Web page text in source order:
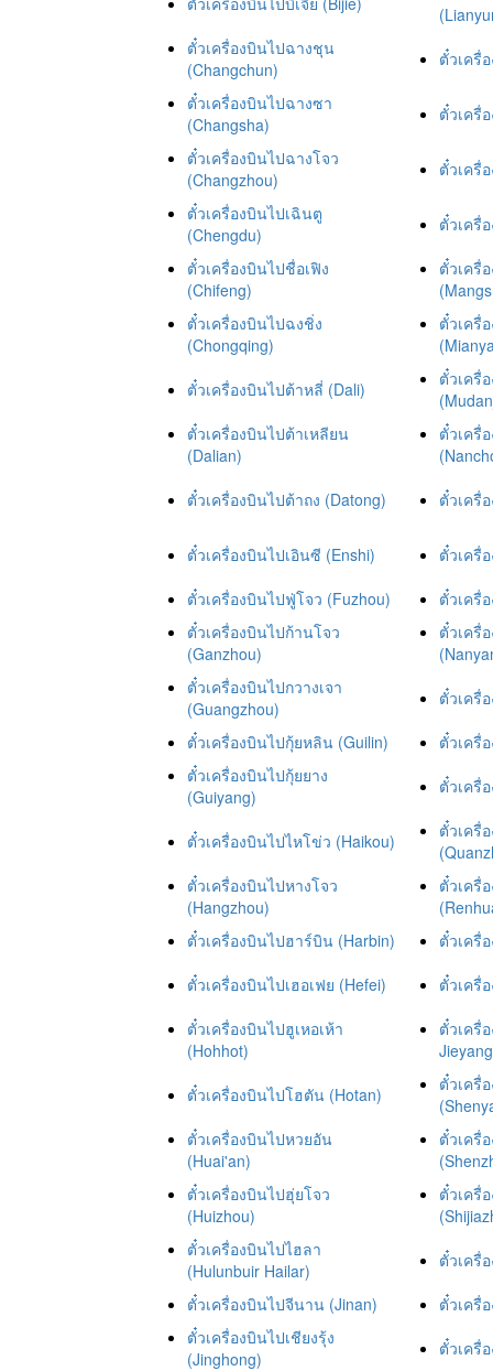
ตั๋วเครื่องบินไปฉางชุน
(Changchun)
ตั๋วเครื่
ตั๋วเครื่องบินไปฉางซา
(Changsha)
ตั๋วเครื่
ตั๋วเครื่องบินไปฉางโจว
(Changzhou)
ตั๋วเครื่
ตั๋วเครื่องบินไปเฉินตู
(Chengdu)
ตั๋วเครื่
ตั๋วเครื่องบินไปชื่อเฟิง
(Chifeng)
ตั๋วเครื่
ตั๋วเครื่องบินไปฉงชิ่ง
(Chongqing)
ตั๋วเครื่
ตั๋วเครื่องบินไปต้าหลี่ (Dali)
ตั๋วเครื่
ตั๋วเครื่องบินไปต้าเหลียน
(Dalian)
ตั๋วเครื่
ตั๋วเครื่องบินไปต้าถง (Datong)
ตั๋วเครื่
ตั๋วเครื่องบินไปเอินซี (Enshi)
ตั๋วเครื่
ตั๋วเครื่องบินไปฟู่โจว (Fuzhou)
ตั๋วเครื่
ตั๋วเครื่องบินไปก้านโจว
(Ganzhou)
ตั๋วเครื่
ตั๋วเครื่องบินไปกวางเจา
(Guangzhou)
ตั๋วเครื่
ตั๋วเครื่องบินไปกุ้ยหลิน (Guilin)
ตั๋วเครื่
ตั๋วเครื่องบินไปกุ้ยยาง
(Guiyang)
ตั๋วเครื่
ตั๋วเครื่องบินไปไหโข่ว (Haikou)
ตั๋วเครื่
ตั๋วเครื่องบินไปหางโจว
(Hangzhou)
ตั๋วเครื่
ตั๋วเครื่องบินไปฮาร์บิน (Harbin)
ตั๋วเครื่
ตั๋วเครื่องบินไปเฮอเฟย (Hefei)
ตั๋วเครื่
ตั๋วเครื่องบินไปฮูเหอเห้า
(Hohhot)
ตั๋วเครื่
ตั๋วเครื่องบินไปโฮตัน (Hotan)
ตั๋วเครื่
ตั๋วเครื่องบินไปหวยอัน
(Huai'an)
ตั๋วเครื่
ตั๋วเครื่องบินไปฮุ่ยโจว
(Huizhou)
ตั๋วเครื่
ตั๋วเครื่องบินไปไฮลา
(Hulunbuir Hailar)
ตั๋วเครื่
ตั๋วเครื่องบินไปจีนาน (Jinan)
ตั๋วเครื่
ตั๋วเครื่องบินไปเชียงรุ้ง
(Jinghong)
ตั๋วเครื่